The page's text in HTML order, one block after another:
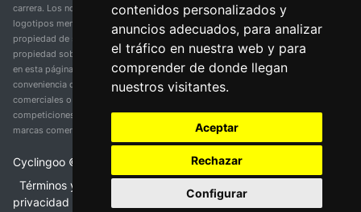
contenidos personalizados y
anuncios adecuados, para analizar
el tráfico en nuestra web y para
comprender de donde llegan
nuestros visitantes.
Aceptar
Rechazar
Configurar
carrera. Los nombres de equipos, competiciones, marcas comerciales y
logotipos mencionados en esta página de resultados de ciclismo son
propiedad de sus respectivos dueños. No tenemos afiliación, patrocinio ni
propiedad sobre estas marcas comerciales. Toda la información proporcionada
en esta página se presenta únicamente con fines informativos y para la
conveniencia de nuestros usuarios. Cualquier uso de nombres, marcas
comerciales o logotipos tiene el único propósito de identificar equipos y
competiciones y no implica asociación o respaldo. Todos los derechos de las
marcas comerciales mencionadas aquí pertenecen a sus propietarios legítimos.
Cyclingoo ©
Términos y condiciones del servicio
privacidad
Política de cookies • Cambiar opciones de